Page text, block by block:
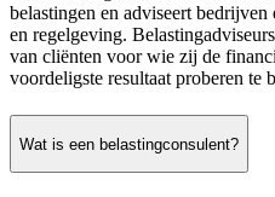
belastingen en adviseert
en regelgeving.
van cliënten voor wie zij de
voordeligste resultaat proberen te
Wat is een belastingconsulent?